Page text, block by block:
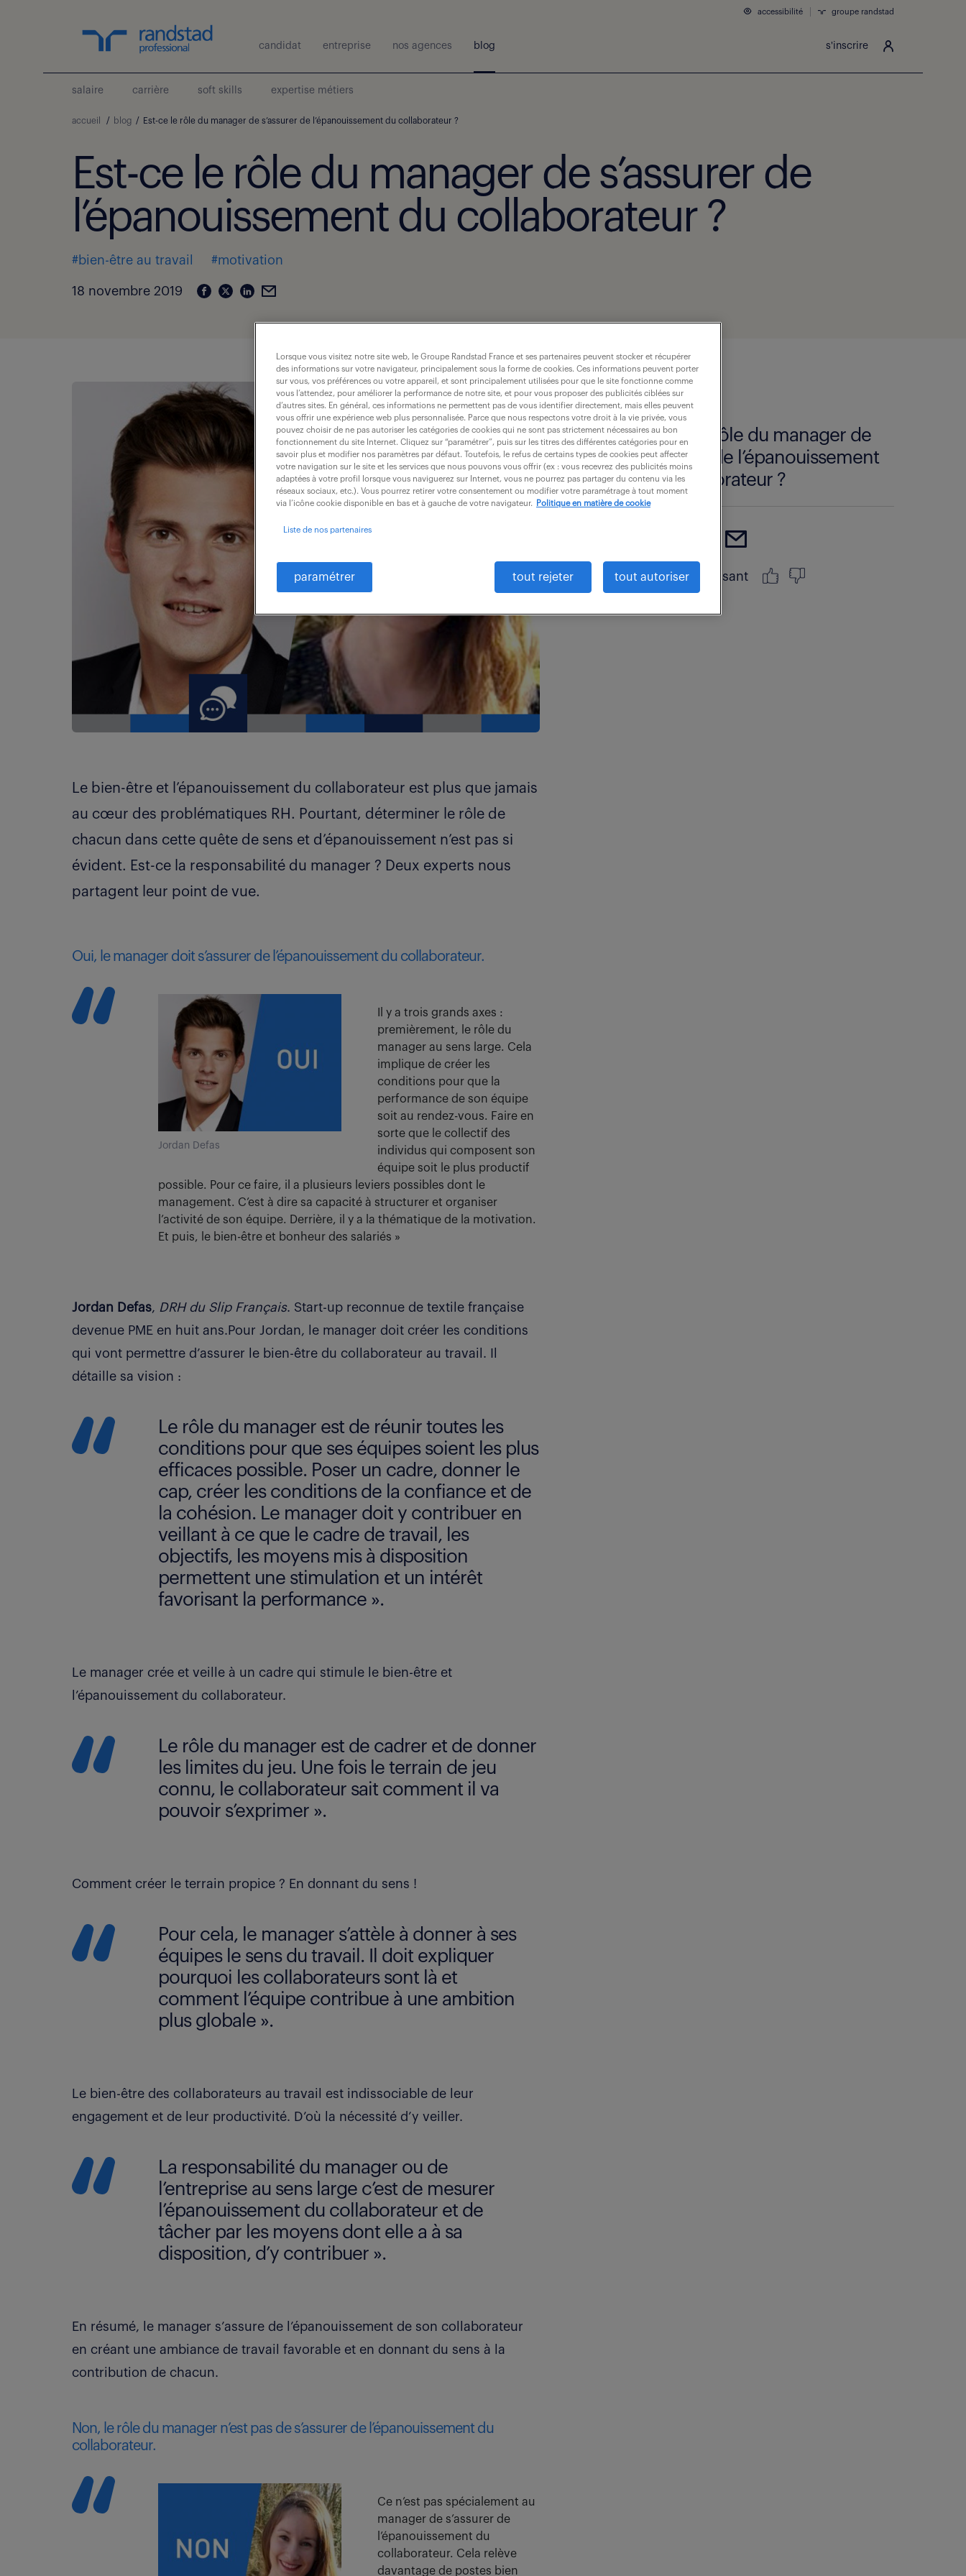
s'inscrire
accessibilité groupe randstad
candidat entreprise nos agences blog
salaire carrière soft skills expertise métiers
accueil / blog / Est-ce le rôle du manager de s’assurer de l’épanouissement du collaborateur ?
Est-ce le rôle du manager de s’assurer de
l’épanouissement du collaborateur ?
#bien-être au travail #motivation
18 novembre 2019
Le bien-être et l’épanouissement du collaborateur est plus que jamais
au cœur des problématiques RH. Pourtant, déterminer le rôle de
chacun dans cette quête de sens et d’épanouissement n’est pas si
évident. Est-ce la responsabilité du manager ? Deux experts nous
partagent leur point de vue.
Oui, le manager doit s’assurer de l’épanouissement du collaborateur.
Jordan Defas
Il y a trois grands axes :
premièrement, le rôle du
manager au sens large. Cela
implique de créer les
conditions pour que la
performance de son équipe
soit au rendez-vous. Faire en
sorte que le collectif des
individus qui composent son
équipe soit le plus productif
possible. Pour ce faire, il a plusieurs leviers possibles dont le
management. C’est à dire sa capacité à structurer et organiser
l’activité de son équipe. Derrière, il y a la thématique de la motivation.
Et puis, le bien-être et bonheur des salariés »
Jordan Defas, DRH du Slip Français. Start-up reconnue de textile française
devenue PME en huit ans.Pour Jordan, le manager doit créer les conditions
qui vont permettre d’assurer le bien-être du collaborateur au travail. Il
détaille sa vision :
Le rôle du manager est de réunir toutes les
conditions pour que ses équipes soient les plus
efficaces possible. Poser un cadre, donner le
cap, créer les conditions de la confiance et de
la cohésion. Le manager doit y contribuer en
veillant à ce que le cadre de travail, les
objectifs, les moyens mis à disposition
permettent une stimulation et un intérêt
favorisant la performance ».
Le manager crée et veille à un cadre qui stimule le bien-être et
l’épanouissement du collaborateur.
Le rôle du manager est de cadrer et de donner
les limites du jeu. Une fois le terrain de jeu
connu, le collaborateur sait comment il va
pouvoir s’exprimer ».
Comment créer le terrain propice ? En donnant du sens !
Pour cela, le manager s’attèle à donner à ses
équipes le sens du travail. Il doit expliquer
pourquoi les collaborateurs sont là et
comment l’équipe contribue à une ambition
plus globale ».
Le bien-être des collaborateurs au travail est indissociable de leur
engagement et de leur productivité. D’où la nécessité d’y veiller.
La responsabilité du manager ou de
l’entreprise au sens large c’est de mesurer
l’épanouissement du collaborateur et de
tâcher par les moyens dont elle a à sa
disposition, d’y contribuer ».
En résumé, le manager s’assure de l’épanouissement de son collaborateur
en créant une ambiance de travail favorable et en donnant du sens à la
contribution de chacun.
Non, le rôle du manager n’est pas de s’assurer de l’épanouissement du
collaborateur.
Ce n’est pas spécialement au
manager de s’assurer de
l’épanouissement du
collaborateur. Cela relève
davantage de postes bien
Est-ce le rôle du manager de
s’assurer de l’épanouissement
du collaborateur ?
article intéressant
Lorsque vous visitez notre site web, le Groupe Randstad France et ses partenaires peuvent stocker et récupérer
des informations sur votre navigateur, principalement sous la forme de cookies. Ces informations peuvent porter
sur vous, vos préférences ou votre appareil, et sont principalement utilisées pour que le site fonctionne comme
vous l’attendez, pour améliorer la performance de notre site, et pour vous proposer des publicités ciblées sur
d’autres sites. En général, ces informations ne permettent pas de vous identifier directement, mais elles peuvent
vous offrir une expérience web plus personnalisée. Parce que nous respectons votre droit à la vie privée, vous
pouvez choisir de ne pas autoriser les catégories de cookies qui ne sont pas strictement nécessaires au bon
fonctionnement du site Internet. Cliquez sur “paramétrer”, puis sur les titres des différentes catégories pour en
savoir plus et modifier nos paramètres par défaut. Toutefois, le refus de certains types de cookies peut affecter
votre navigation sur le site et les services que nous pouvons vous offrir (ex : vous recevrez des publicités moins
adaptées à votre profil lorsque vous naviguerez sur Internet, vous ne pourrez pas partager du contenu via les
réseaux sociaux, etc.). Vous pourrez retirer votre consentement ou modifier votre paramétrage à tout moment
via l’icône cookie disponible en bas et à gauche de votre navigateur.
Politique en matière de cookie
Liste de nos partenaires
paramétrer tout rejeter tout autoriser